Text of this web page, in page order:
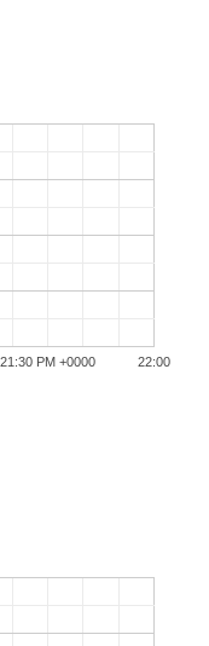
22:00
21:30 PM +0000